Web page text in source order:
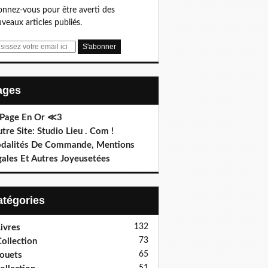
vous pour être averti des
articles publiés.
Page En Or ≪3
Site: Studio Lieu . Com !
De Commande, Mentions
Et Autres Joyeusetées
132
73
65